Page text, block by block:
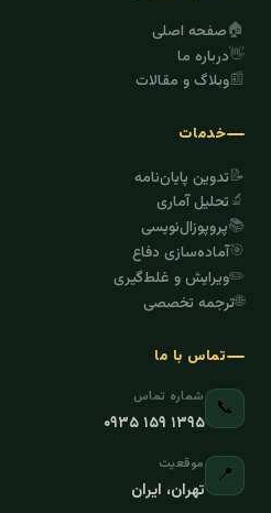
🏠صفحه اصلی
👋درباره ما
📰وبلاگ و مقالات
خدمات
📝تدوین پایان‌نامه
🔬تحلیل آماری
📚پروپوزال‌نویسی
🎯آماده‌سازی دفاع
✏️ویرایش و غلط‌گیری
🌐ترجمه تخصصی
تماس با ما
📞 شماره تماس
۰۹۳۵ ۱۵۹ ۱۳۹۵
📍 موقعیت
تهران، ایران